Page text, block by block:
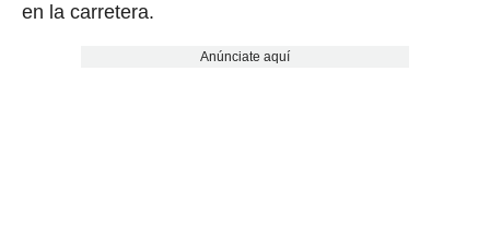
en la carretera.
Anúnciate aquí